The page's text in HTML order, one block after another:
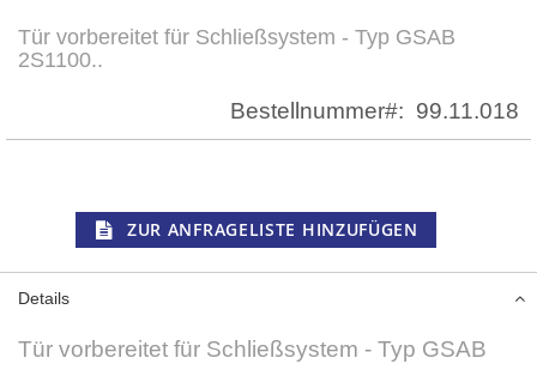
Tür vorbereitet für Schließsystem - Typ GSAB
2S1100..
Bestellnummer 99.11.018
ZUR ANFRAGELISTE HINZUFÜGEN
Zum
Anfang
Bildergalerie
Details
Tür vorbereitet für Schließsystem - Typ GSAB